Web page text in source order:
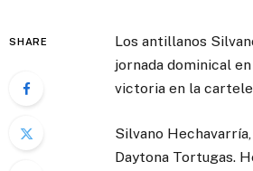
SHARE
Los antillanos
jornada dominical
victoria en la
Silvano
Daytona Tortugas.